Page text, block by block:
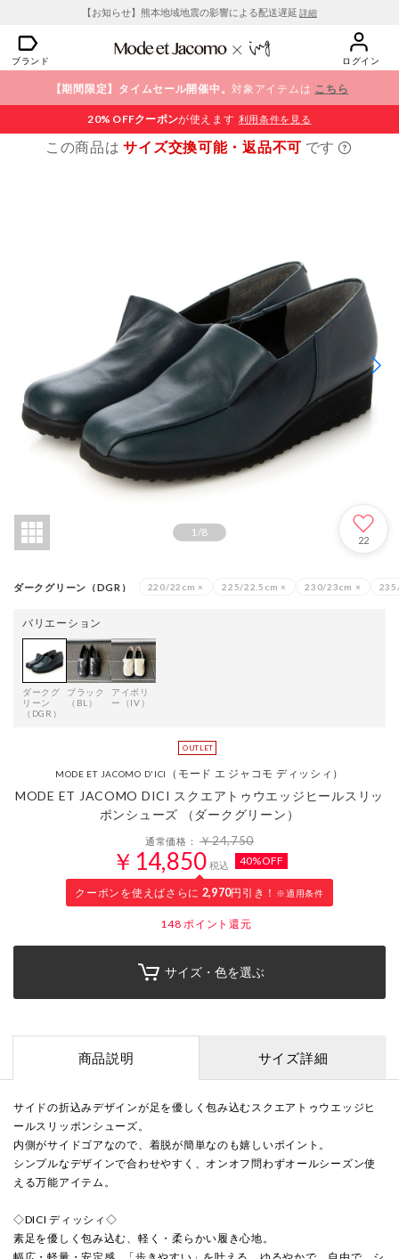
【お知らせ】熊本地域地震の影響による配送遅延 詳細
ブランド ログイン
【期間限定】タイムセール開催中。対象アイテムは こちら
20% OFFクーポンが使えます 利用条件を見る
この商品はサイズ交換可能・返品不可 です
1/8
22
ダークグリーン（DGR） 220/22cm × 225/22.5cm × 230/23cm ×
バリエーション
ダークグ
リーン
（DGR）
ブラック
（BL）
アイボリ
ー（IV）
MODE ET JACOMO D'ICI （モード エ ジャコモ ディッシィ）
MODE ET JACOMO DICI スクエアトゥウエッジヒールスリッ
ポンシューズ （ダークグリーン）
通常価格：￥24,750
￥14,850 税込 40%OFF
クーポンを使えばさらに 2,970円引き！ ※適用条件
148 ポイント還元
サイズ・色を選ぶ
商品説明 サイズ詳細
サイドの折込みデザインが足を優しく包み込むスクエアトゥウエッジヒ
ールスリッポンシューズ。
内側がサイドゴアなので、着脱が簡単なのも嬉しいポイント。
シンプルなデザインで合わせやすく、オンオフ問わずオールシーズン使
える万能アイテム。
◇DICI ディッシィ◇
素足を優しく包み込む、軽く・柔らかい履き心地。